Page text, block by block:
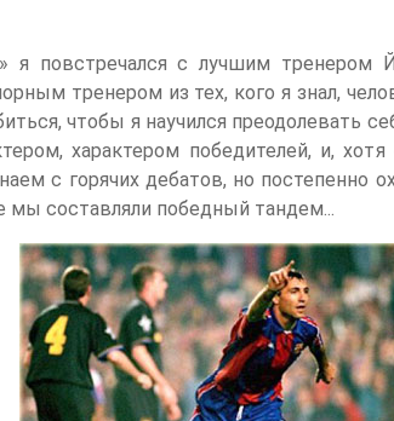
я повстречался с лучшим тренером
тренером из тех, кого я знал,
чтобы я научился преодолевать
характером победителей, и,
с горячих дебатов, но постепенно
составляли победный тандем...